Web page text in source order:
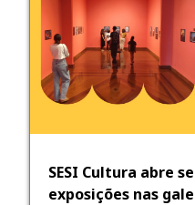
SESI Cultura abre
exposições nas